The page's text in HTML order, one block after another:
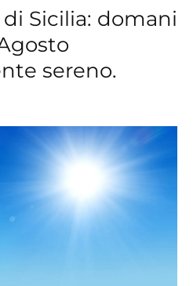
Sicilia: domani
sereno.